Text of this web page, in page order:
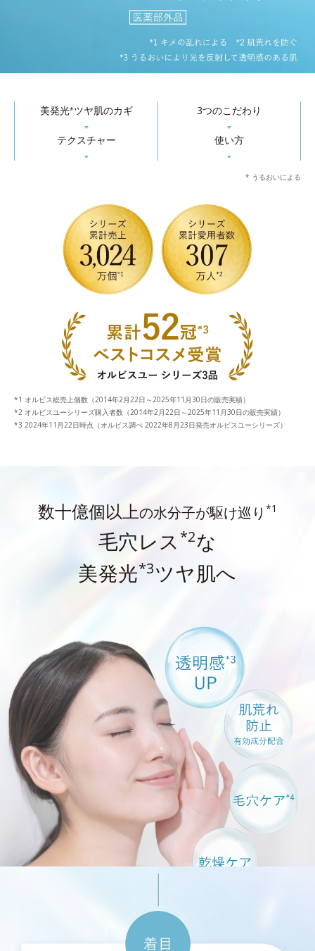
美発光*ツヤ肌のカギ
▼
3つのこだわり
▼
テクスチャー
▼
使い方
▼
* うるおいによる
オルビス総売上個数（2014年2月22日～2025年11月30日の販売実績）
オルビスユーシリーズ購入者数（2014年2月22日～2025年11月30日の販売実績）
2024年11月22日時点（オルビス調べ 2022年8月23日発売オルビスユーシリーズ）
数十億個以上の水分子が駆け巡り *1
毛穴レス *2な
美発光*3ツヤ肌へ